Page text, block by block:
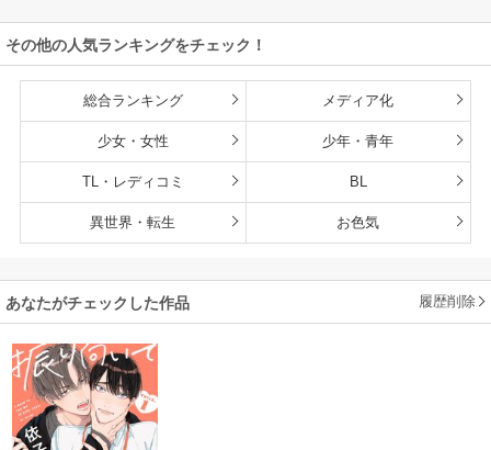
その他の人気ランキングをチェック！
総合ランキング メディア化
少女・女性 少年・青年
TL・レディコミ BL
異世界・転生 お色気
あなたがチェックした作品 履歴削除